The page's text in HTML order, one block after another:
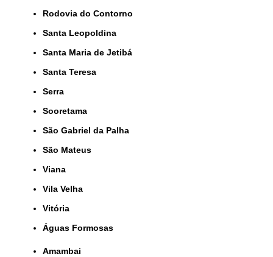
Rodovia do Contorno
Santa Leopoldina
Santa Maria de Jetibá
Santa Teresa
Serra
Sooretama
São Gabriel da Palha
São Mateus
Viana
Vila Velha
Vitória
Águas Formosas
Amambai